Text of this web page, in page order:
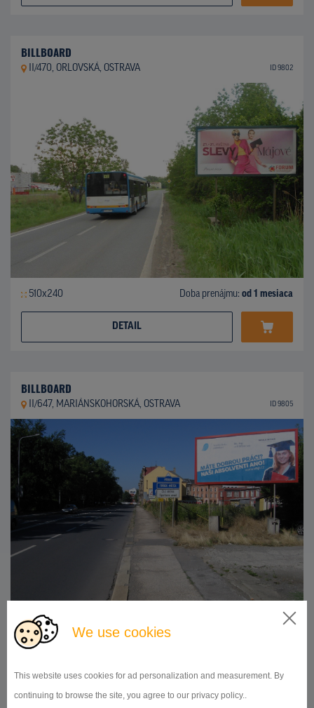
We use cookies
This website uses cookies for ad personalization and measurement. By
continuing to browse the site, you agree to our privacy policy..
BILLBOARD
II/470, ORLOVSKÁ, OSTRAVA ID 9802
510x240 Doba prenájmu: od 1 mesiaca
DETAIL
BILLBOARD
II/647, MARIÁNSKOHORSKÁ, OSTRAVA ID 9805
510x240